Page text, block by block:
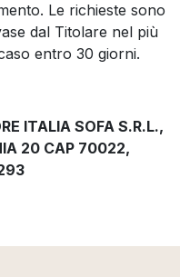
Le richieste sono
dal Titolare nel più
entro 30 giorni.
ITALIA SOFA S.R.L.,
20 CAP 70022,